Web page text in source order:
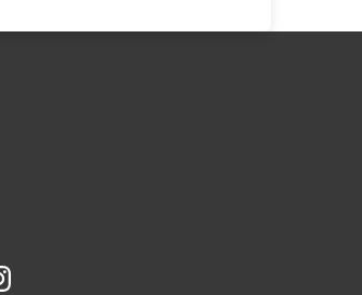
Instagram